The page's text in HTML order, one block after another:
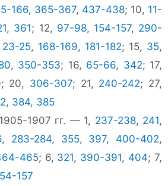
166, 365-367, 437-438; 10, 11-
, 361; 12, 97-98, 154-157, 290-
23-25, 168-169, 181-182; 15, 35,
, 350-353; 16, 65-66, 342; 17,
; 20, 306-307; 21, 240-242; 27,
, 384, 385
1907 гг. — 1, 237-238, 241,
, 283-284, 355, 397, 400-402,
465; 6, 321, 390-391, 404; 7,
157